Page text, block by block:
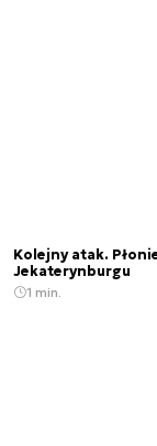
Kolejny atak.
Jekaterynburgu
1 min.